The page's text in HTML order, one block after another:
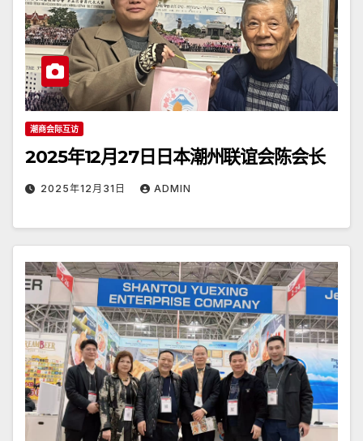
潮商会际互访
2025年12月27日日本潮州联谊会陈会长
2025年12月31日 ADMIN